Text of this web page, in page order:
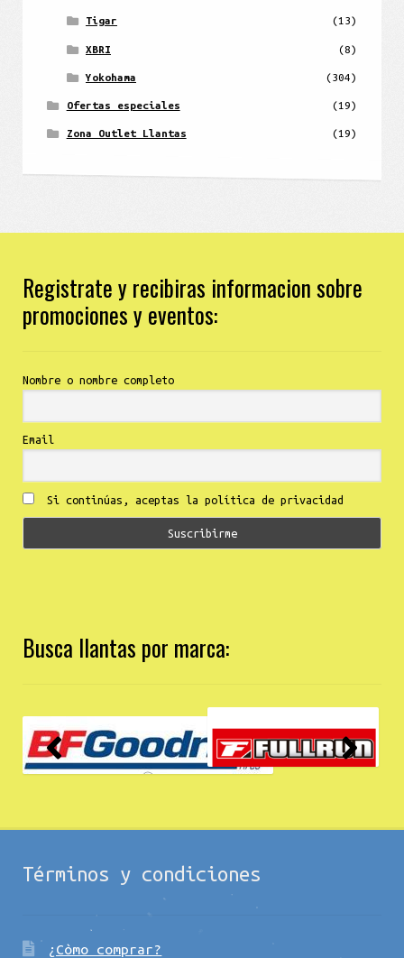
Tigar (13)
XBRI (8)
Yokohama (304)
Ofertas especiales (19)
Zona Outlet Llantas (19)
Registrate y recibiras informacion sobre
promociones y eventos:
Nombre o nombre completo
Email
Si continúas, aceptas la política de privacidad
Busca llantas por marca:
Términos y condiciones
¿Còmo comprar?